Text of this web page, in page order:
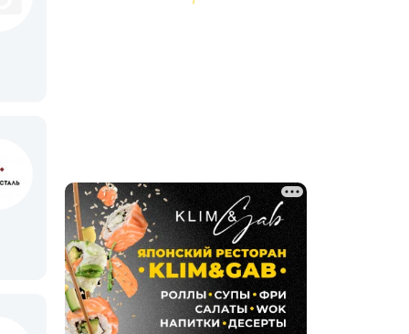
Ремонт техники
Юридические услуги
Ландшафтный дизайн,
благоустройство
Сантехнические услуги
Клининг, уборка